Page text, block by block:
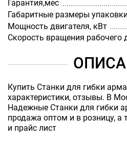
Гарантия,мес
Габаритные размеры
Мощность двигателя, кВт
Скорость вращения рабочего
Купить Станки для гибки
характеристики, отзывы. В
Надежные Станки для гибки
продажа оптом и в розницу, а
и прайс лист